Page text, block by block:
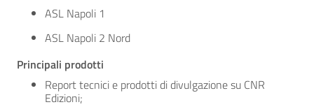
ASL Napoli 1
ASL Napoli 2 Nord
Principali prodotti
Report tecnici e prodotti di divulgazione su CNR
Edizioni;